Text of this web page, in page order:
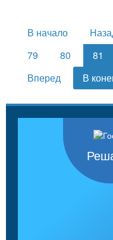
В начало
79
80 81
Вперед
В